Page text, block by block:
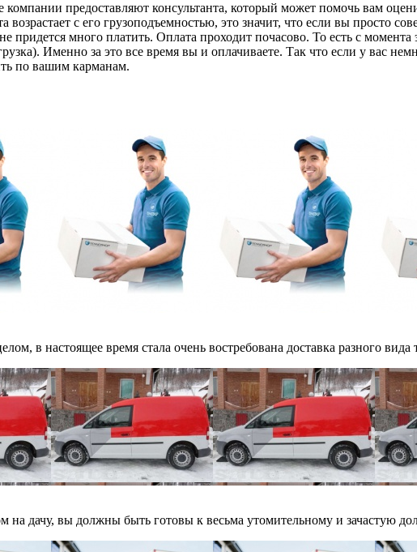
предоставляют консультанта, который может помочь вам
с его грузоподъемностью, это значит, что если вы просто
придется много платить. Оплата проходит почасово. То есть с момента
Именно за это все время вы и оплачиваете. Так что если у вас
по вашим карманам.
в настоящее время стала очень востребована доставка разного вида
дачу, вы должны быть готовы к весьма утомительному и зачастую